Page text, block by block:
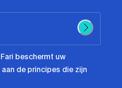
Fari beschermt uw
de principes die zijn